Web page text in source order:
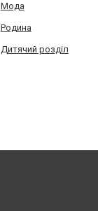
Мода
Родина
Дитячий розділ